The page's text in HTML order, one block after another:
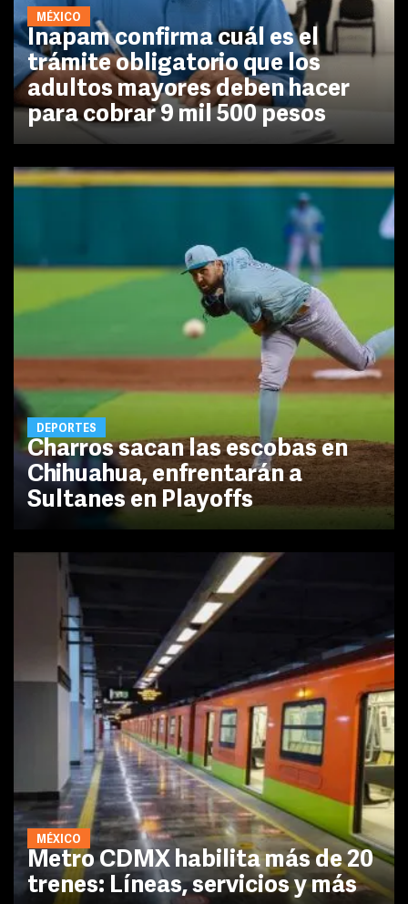
MÉXICO
Inapam confirma cuál es el
trámite obligatorio que los
adultos mayores deben hacer
para cobrar 9 mil 500 pesos
DEPORTES
Charros sacan las escobas en
Chihuahua, enfrentarán a
Sultanes en Playoffs
MÉXICO
Metro CDMX habilita más de 20
trenes: Líneas, servicios y más